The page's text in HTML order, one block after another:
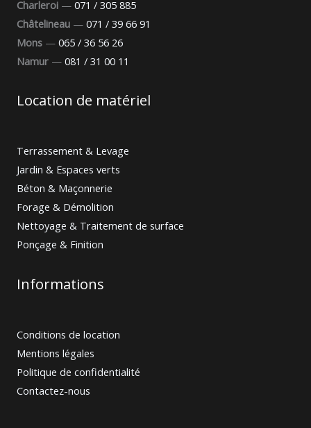
Charleroi — 071 / 305 885
Châtelineau — 071 / 39 66 91
Mons — 065 / 36 56 26
Namur — 081 / 31 00 11
Location de matériel
Terrassement & Levage
Jardin & Espaces verts
Béton & Maçonnerie
Forage & Démolition
Nettoyage & Traitement de surface
Ponçage & Finition
Informations
Conditions de location
Mentions légales
Politique de confidentialité
Contactez-nous